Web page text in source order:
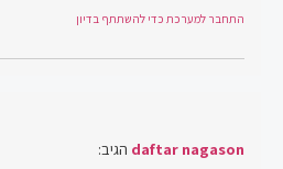
התחבר למערכת כדי להשתתף בדיון
daftar nagason הגיב: